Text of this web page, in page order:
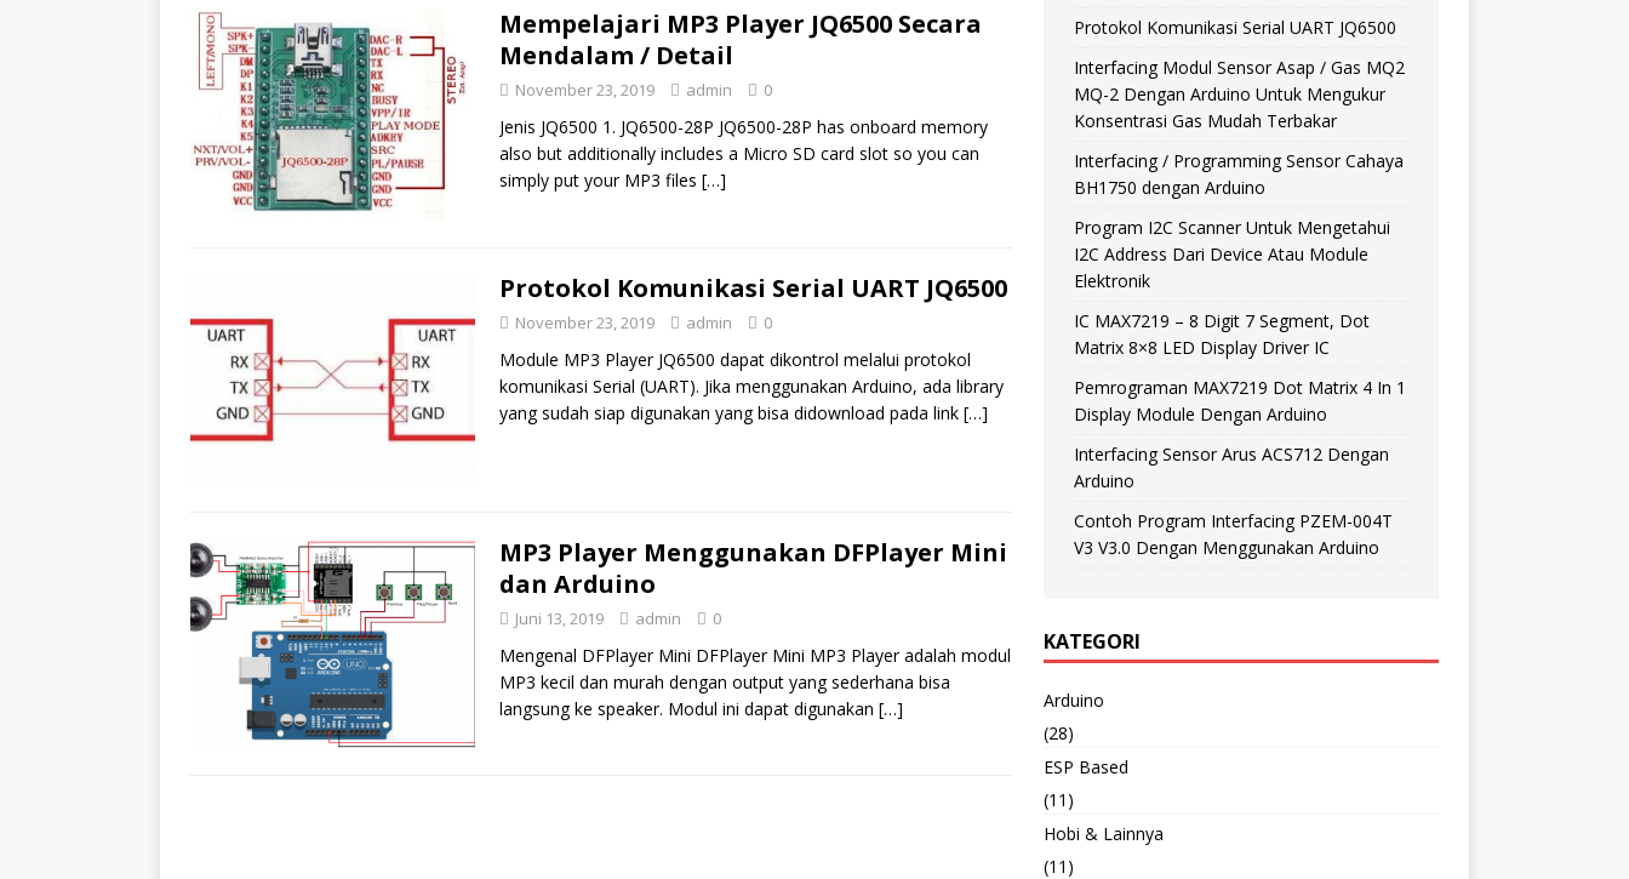
Mempelajari MP3 Player JQ6500 Secara
Mendalam / Detail
November 23, 2019 admin 0
Jenis JQ6500 1. JQ6500-28P JQ6500-28P has onboard memory
also but additionally includes a Micro SD card slot so you can
simply put your MP3 files […]
Protokol Komunikasi Serial UART JQ6500
November 23, 2019 admin 0
Module MP3 Player JQ6500 dapat dikontrol melalui protokol
komunikasi Serial (UART). Jika menggunakan Arduino, ada library
yang sudah siap digunakan yang bisa didownload pada link […]
MP3 Player Menggunakan DFPlayer Mini
dan Arduino
Juni 13, 2019 admin 0
Mengenal DFPlayer Mini DFPlayer Mini MP3 Player adalah modul
MP3 kecil dan murah dengan output yang sederhana bisa
langsung ke speaker. Modul ini dapat digunakan […]
Protokol Komunikasi Serial UART JQ6500
Interfacing Modul Sensor Asap / Gas MQ2
MQ-2 Dengan Arduino Untuk Mengukur
Konsentrasi Gas Mudah Terbakar
Interfacing / Programming Sensor Cahaya
BH1750 dengan Arduino
Program I2C Scanner Untuk Mengetahui
I2C Address Dari Device Atau Module
Elektronik
IC MAX7219 – 8 Digit 7 Segment, Dot
Matrix 8×8 LED Display Driver IC
Pemrograman MAX7219 Dot Matrix 4 In 1
Display Module Dengan Arduino
Interfacing Sensor Arus ACS712 Dengan
Arduino
Contoh Program Interfacing PZEM-004T
V3 V3.0 Dengan Menggunakan Arduino
KATEGORI
Arduino
(28)
ESP Based
(11)
Hobi & Lainnya
(11)